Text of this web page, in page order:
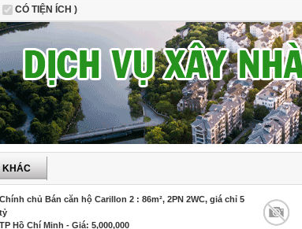
CÓ TIỆN ÍCH )
KHÁC
Chính chủ Bán căn hộ Carillon 2 : 86m², 2PN 2WC, giá chỉ 5
tỷ
TP Hồ Chí Minh - Giá: 5,000,000